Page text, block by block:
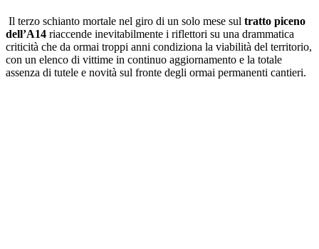
Il terzo schianto mortale nel giro di un solo mese sul tratto piceno
dell’A14 riaccende inevitabilmente i riflettori su una drammatica
criticità che da ormai troppi anni condiziona la viabilità del territorio,
con un elenco di vittime in continuo aggiornamento e la totale
assenza di tutele e novità sul fronte degli ormai permanenti cantieri.